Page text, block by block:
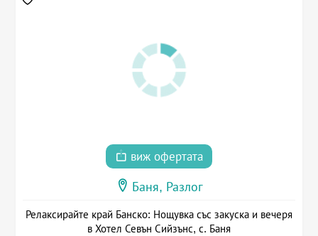
виж офертата
Баня, Разлог
Релаксирайте край Банско: Нощувка със закуска и вечеря
в Хотел Севън Сийзънс, с. Баня